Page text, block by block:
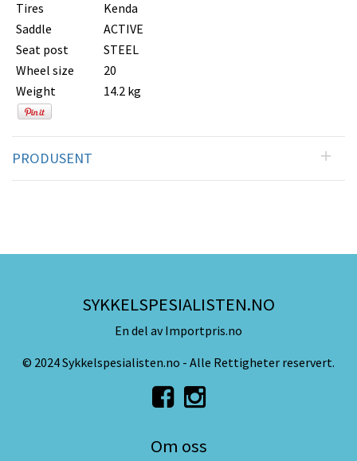
Tires
Kenda
Saddle
ACTIVE
Seat post
STEEL
Wheel size
20
Weight
14.2 kg
PRODUSENT
SYKKELSPESIALISTEN.NO
En del av Importpris.no
© 2024 Sykkelspesialisten.no - Alle Rettigheter reservert.
Om oss